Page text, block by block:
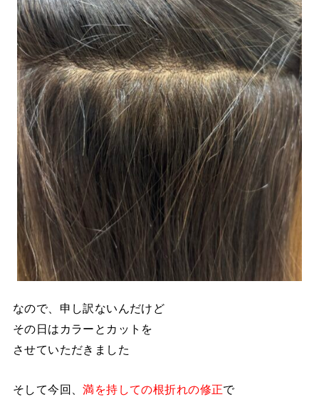
なので、申し訳ないんだけど
その日はカラーとカットを
させていただきました
そして今回、満を持しての根折れの修正で